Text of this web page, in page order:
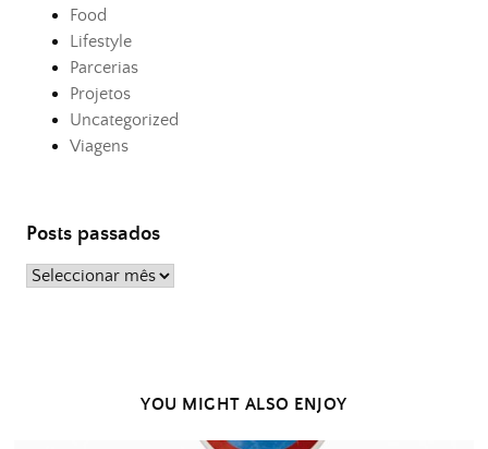
Food
Lifestyle
Parcerias
Projetos
Uncategorized
Viagens
Posts passados
Posts
YOU MIGHT ALSO ENJOY